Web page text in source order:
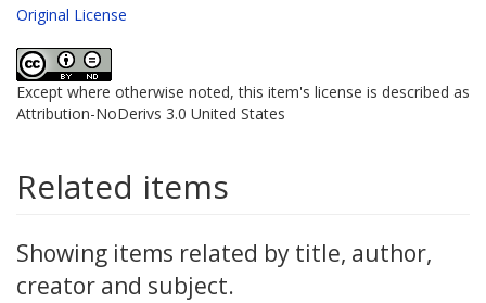
Original License
Except where otherwise noted, this item's license is described as
Attribution-NoDerivs 3.0 United States
Related items
Showing items related by title, author,
creator and subject.